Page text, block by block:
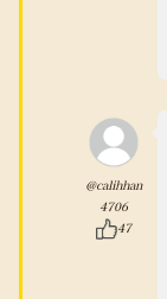
@calihhan
4706
47